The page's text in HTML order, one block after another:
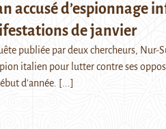
accusé d’espionnage
de janvier
publiée par deux chercheurs, Nur-
italien pour lutter contre ses
d'année. [...]